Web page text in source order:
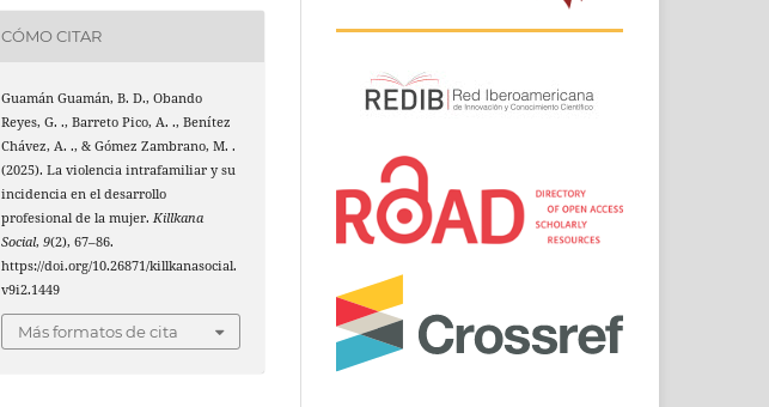
CÓMO CITAR
Guamán Guamán, B. D., Obando
Reyes, G. ., Barreto Pico, A. ., Benítez
Chávez, A. ., & Gómez Zambrano, M. .
(2025). La violencia intrafamiliar y su
incidencia en el desarrollo
profesional de la mujer.Killkana
Social,9(2), 67–86.
https://doi.org/10.26871/killkanasocial.
v9i2.1449
Más formatos de cita